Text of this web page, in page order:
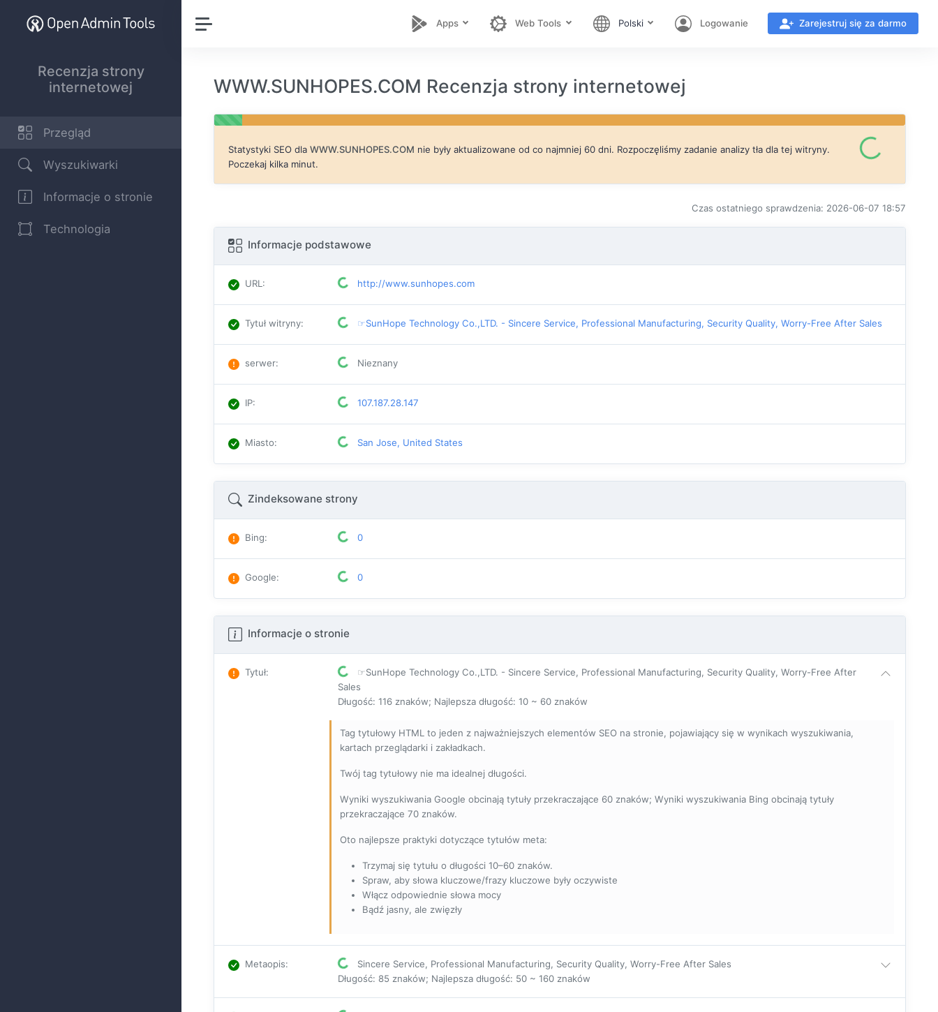
Recenzja strony
internetowej
Przegląd
Wyszukiwarki
Informacje o stronie
Technologia
Apps Web Tools Polski Logowanie Zarejestruj się za darmo
WWW.SUNHOPES.COM Recenzja strony internetowej
Statystyki SEO dla WWW.SUNHOPES.COM nie były aktualizowane od co najmniej 60 dni. Rozpoczęliśmy zadanie analizy tła dla tej witryny.
Poczekaj kilka minut.
Czas ostatniego sprawdzenia: 2026-06-07 18:57
Informacje podstawowe
URL : http://www.sunhopes.com
Tytuł witryny: ☞SunHope Technology Co.,LTD. - Sincere Service, Professional Manufacturing, Security Quality, Worry-Free After Sales
serwer: Nieznany
IP: 107.187.28.147
Miasto: San Jose, United States
Zindeksowane strony
Bing: 0
Google: 0
Informacje o stronie
Tytuł:
☞SunHope Technology Co.,LTD. - Sincere Service, Professional Manufacturing, Security Quality, Worry-Free After
Sales
Długość: 116 znaków; Najlepsza długość: 10 ~ 60 znaków
Tag tytułowy HTML to jeden z najważniejszych elementów SEO na stronie, pojawiający się w wynikach wyszukiwania,
kartach przeglądarki i zakładkach.
Twój tag tytułowy nie ma idealnej długości.
Wyniki wyszukiwania Google obcinają tytuły przekraczające 60 znaków; Wyniki wyszukiwania Bing obcinają tytuły
przekraczające 70 znaków.
Oto najlepsze praktyki dotyczące tytułów meta:
Trzymaj się tytułu o długości 10–60 znaków.
Spraw, aby słowa kluczowe/frazy kluczowe były oczywiste
Włącz odpowiednie słowa mocy
Bądź jasny, ale zwięzły
Metaopis:
Sincere Service, Professional Manufacturing, Security Quality, Worry-Free After Sales
Długość: 85 znaków; Najlepsza długość: 50 ~ 160 znaków